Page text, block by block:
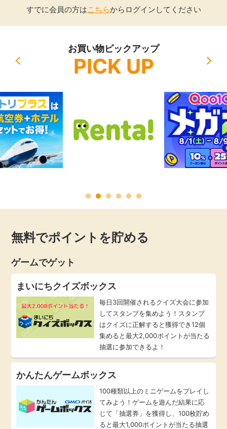
お友達紹介
カード比較
GMOポイ活の使い方
ヘルプセンター
学び
美容・健康
銀行・金融・投資
家計の固定費
すでに会員の方はこちらからログインしてください
お買い物ピックアップ
PICK UP
無料でポイントを貯める
ゲームでゲット
まいにちクイズボックス
毎日3回開催されるクイズ大会に参加
してスタンプを集めよう！スタンプ
はクイズに正解すると獲得でき12個
集めると最大2,000ポイントが当たる
抽選に参加できるよ！
かんたんゲームボックス
100種類以上のミニゲームをプレイし
てみよう！ゲームを遊んだ結果に応
じて「抽選券」を獲得し、100枚貯め
ると最大1,000ポイントが当たる抽選